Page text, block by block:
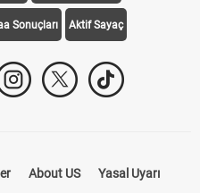
Sonuçları Aktif Sayaç
About US Yasal Uyarı